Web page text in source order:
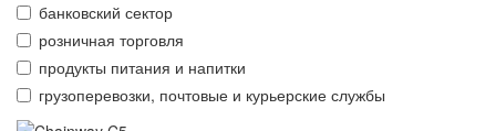
банковский сектор
розничная торговля
продукты питания и напитки
грузоперевозки, почтовые и курьерские службы